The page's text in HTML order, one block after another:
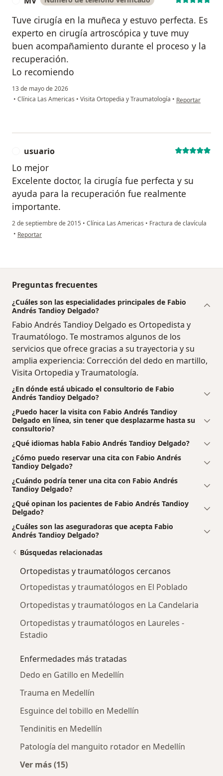
Tuve cirugía en la muñeca y estuvo perfecta. Es
experto en cirugía artroscópica y tuve muy
buen acompañamiento durante el proceso y la
recuperación.
Lo recomiendo
13 de mayo de 2026
• Clínica Las Americas • Visita Ortopedia y Traumatología • en opinión del
Reportar
usuario
Lo mejor
Excelente doctor, la cirugía fue perfecta y su
ayuda para la recuperación fue realmente
importante.
2 de septiembre de 2015 • Clínica Las Americas • Fractura de clavícula
• en opinión del usuario usuario
Reportar
Preguntas frecuentes
¿Cuáles son las especialidades principales de Fabio
Andrés Tandioy Delgado?
Fabio Andrés Tandioy Delgado es Ortopedista y
Traumatólogo. Te mostramos algunos de los
servicios que ofrece gracias a su trayectoria y su
amplia experiencia: Corrección del dedo en martillo,
Visita Ortopedia y Traumatología.
¿En dónde está ubicado el consultorio de Fabio
Andrés Tandioy Delgado?
¿Puedo hacer la visita con Fabio Andrés Tandioy
Delgado en línea, sin tener que desplazarme hasta su
consultorio?
¿Qué idiomas habla Fabio Andrés Tandioy Delgado?
¿Cómo puedo reservar una cita con Fabio Andrés
Tandioy Delgado?
¿Cuándo podría tener una cita con Fabio Andrés
Tandioy Delgado?
¿Qué opinan los pacientes de Fabio Andrés Tandioy
Delgado?
¿Cuáles son las aseguradoras que acepta Fabio
Andrés Tandioy Delgado?
Búsquedas relacionadas
Ortopedistas y traumatólogos cercanos
Ortopedistas y traumatólogos en El Poblado
Ortopedistas y traumatólogos en La Candelaria
Ortopedistas y traumatólogos en Laureles -
Estadio
Enfermedades más tratadas
Dedo en Gatillo en Medellín
Trauma en Medellín
Esguince del tobillo en Medellín
Tendinitis en Medellín
Patología del manguito rotador en Medellín
Ver más (15)